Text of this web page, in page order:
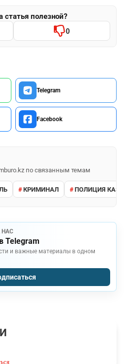
статья полезной?
0
Telegram
Facebook
по связанным темам
КРИМИНАЛ ПОЛИЦИЯ
НАС
Telegram
и важные материалы в одном